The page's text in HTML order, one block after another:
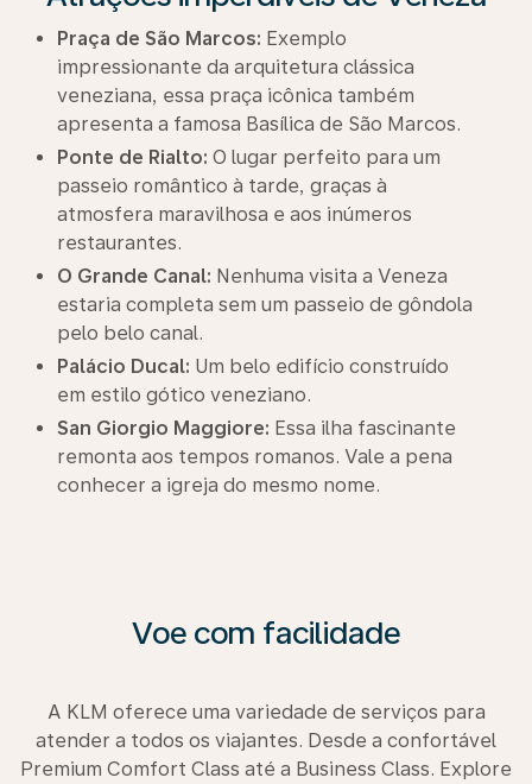
Praça de São Marcos: Exemplo
impressionante da arquitetura clássica
veneziana, essa praça icônica também
apresenta a famosa Basílica de São Marcos.
Ponte de Rialto: O lugar perfeito para um
passeio romântico à tarde, graças à
atmosfera maravilhosa e aos inúmeros
restaurantes.
O Grande Canal: Nenhuma visita a Veneza
estaria completa sem um passeio de gôndola
pelo belo canal.
Palácio Ducal: Um belo edifício construído
em estilo gótico veneziano.
San Giorgio Maggiore: Essa ilha fascinante
remonta aos tempos romanos. Vale a pena
conhecer a igreja do mesmo nome.
Voe com facilidade
A KLM oferece uma variedade de serviços para
atender a todos os viajantes. Desde a confortável
Premium Comfort Class até a Business Class. Explore